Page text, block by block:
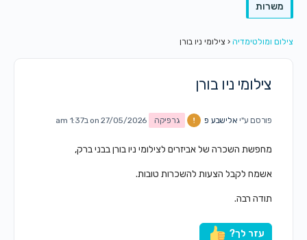
משרות
צילום ומולטימדיה ‹ צילומי ניו בורן
צילומי ניו בורן
פורסם ע"י אלישבע פ גרפיקה on 27/05/2026 ב1:37 am
מחפשת השכרה של אביזרים לצילומי ניו בורן בבני ברק,
אשמח לקבל הצעות להשכרות טובות.
תודה רבה.
עזר לך?